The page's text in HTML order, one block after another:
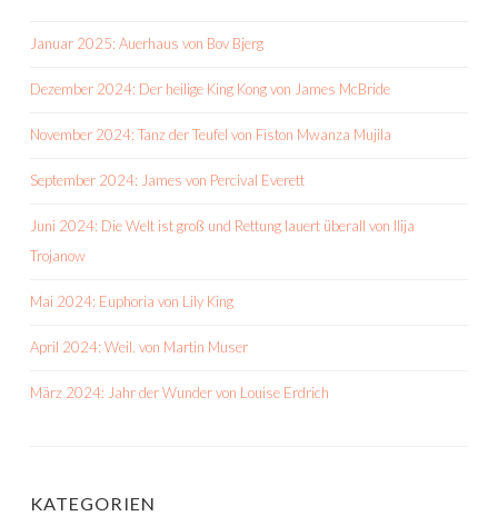
Januar 2025: Auerhaus von Bov Bjerg
Dezember 2024: Der heilige King Kong von James McBride
November 2024: Tanz der Teufel von Fiston Mwanza Mujila
September 2024: James von Percival Everett
Juni 2024: Die Welt ist groß und Rettung lauert überall von Ilija
Trojanow
Mai 2024: Euphoria von Lily King
April 2024: Weil. von Martin Muser
März 2024: Jahr der Wunder von Louise Erdrich
KATEGORIEN